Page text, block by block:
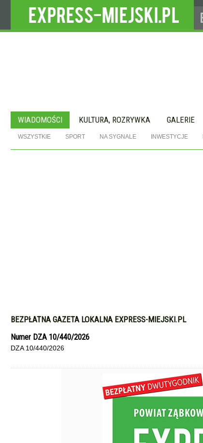
WIADOMOŚCI KULTURA, ROZRYWKA GALERIE
WSZYSTKIE SPORT NA SYGNALE INWESTYCJE
BEZPŁATNA GAZETA LOKALNA EXPRESS-MIEJSKI.PL
Numer DZA 10/440/2026
DZA 10/440/2026